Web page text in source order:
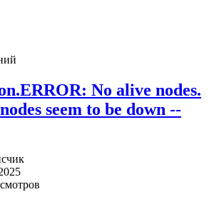
No alive nodes.
seem to be down --